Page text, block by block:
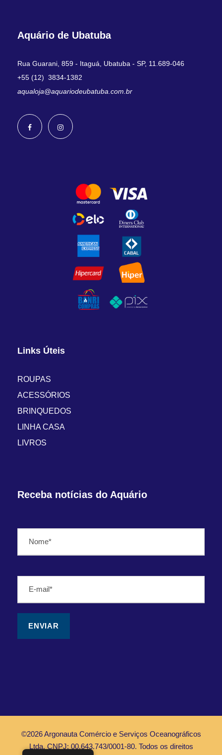
Aquário de Ubatuba
Rua Guarani, 859 - Itaguá, Ubatuba - SP, 11.689-046
+55 (12) 3834-1382
aqualoja@aquariodeubatuba.com.br
Links Úteis
ROUPAS
ACESSÓRIOS
BRINQUEDOS
LINHA CASA
LIVROS
Receba notícias do Aquário
©2026 Argonauta Comércio e Serviços Oceanográficos
Ltda. CNPJ: 00.643.743/0001-80. Todos os direitos